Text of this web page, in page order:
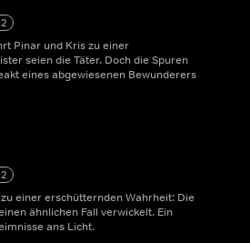
Pinar und Kris zu einer
seien die Täter. Doch die Spuren
eines abgewiesenen Bewunderers
einer erschütternden Wahrheit: Die
ähnlichen Fall verwickelt. Ein
ans Licht.